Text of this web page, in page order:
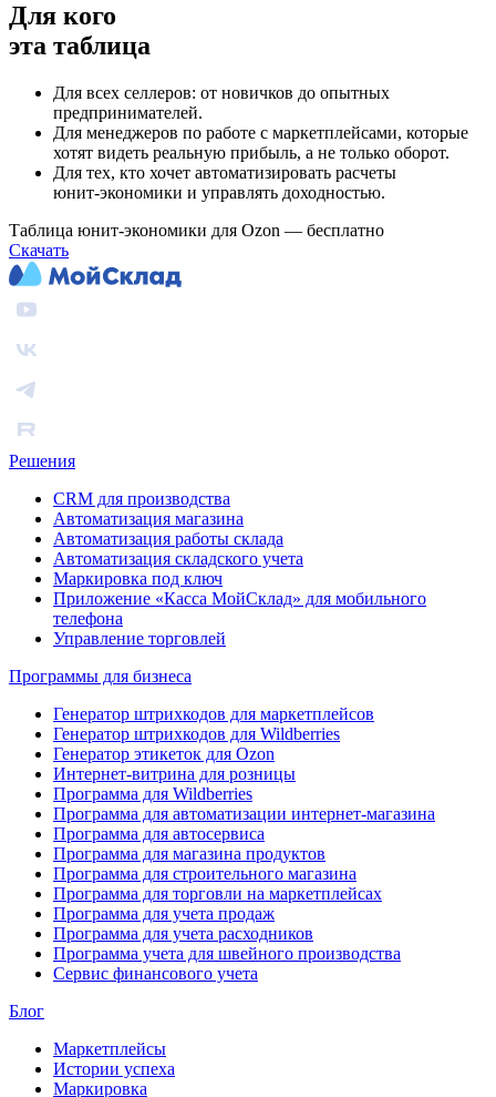
Для кого
эта таблица
Для всех селлеров: от новичков до опытных
предпринимателей.
Для менеджеров по работе с маркетплейсами, которые
хотят видеть реальную прибыль, а не только оборот.
Для тех, кто хочет автоматизировать расчеты
юнит‑экономики и управлять доходностью.
Таблица юнит-экономики для Ozon — бесплатно
Скачать
Решения
CRM для производства
Автоматизация магазина
Автоматизация работы склада
Автоматизация складского учета
Маркировка под ключ
Приложение «Касса МойСклад» для мобильного
телефона
Управление торговлей
Программы для бизнеса
Генератор штрихкодов для маркетплейсов
Генератор штрихкодов для Wildberries
Генератор этикеток для Ozon
Интернет-витрина для розницы
Программа для Wildberries
Программа для автоматизации интернет-магазина
Программа для автосервиса
Программа для магазина продуктов
Программа для строительного магазина
Программа для торговли на маркетплейсах
Программа для учета продаж
Программа для учета расходников
Программа учета для швейного производства
Сервис финансового учета
Блог
Маркетплейсы
Истории успеха
Маркировка